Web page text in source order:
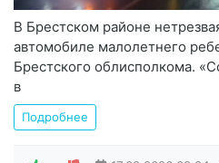
В Брестском районе
автомобиле малолетнего
Брестского облисполкома.
в
Подробнее